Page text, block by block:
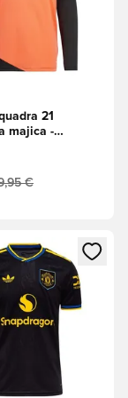
21
majica -
€
za prijavo ali